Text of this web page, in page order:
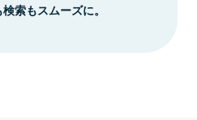
索もスムーズに。